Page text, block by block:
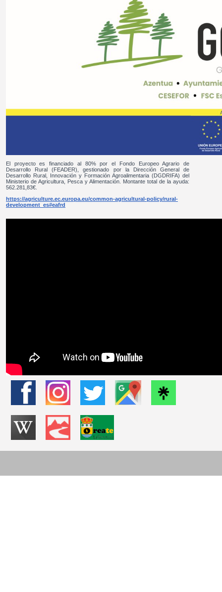
El proyecto es financiado al 80% por el Fondo Europeo Agrario de
Desarrollo Rural (FEADER), gestionado por la Dirección General de
Desarrollo Rural, Innovación y Formación Agroalimentaria (DGDRIFA) del
Ministerio de Agricultura, Pesca y Alimentación. Montante total de la ayuda:
562.281,83€.
https://agriculture.ec.europa.eu/common-agricultural-policy/rural-
development_es#eafrd